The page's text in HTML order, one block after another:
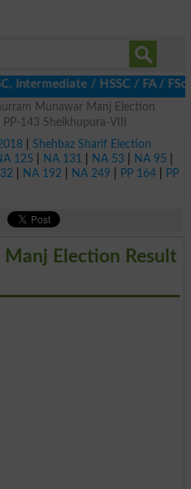
/ HSSC / FA / FSc
Munawar Manj Election
143 Sheikhupura-VIII
| Shehbaz Sharif Election
125 NA 131 NA 53 NA 95
NA 192 NA 249 PP 164|
PP
Election Result